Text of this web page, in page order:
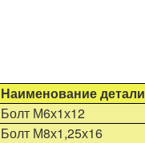
Наименование детали
Болт М6х1х12
Болт М8х1,25х16